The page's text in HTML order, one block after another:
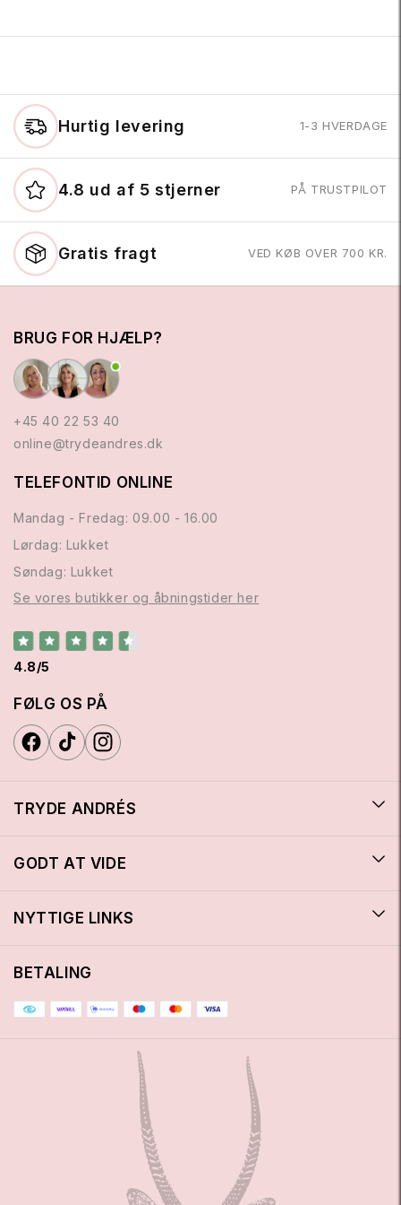
Hurtig levering 1-3 HVERDAGE
4.8 ud af 5 stjerner PÅ TRUSTPILOT
Gratis fragt VED KØB OVER 700 KR.
BRUG FOR HJÆLP?
+45 40 22 53 40
online@trydeandres.dk
TELEFONTID ONLINE
Mandag - Fredag: 09.00 - 16.00
Lørdag: Lukket
Søndag: Lukket
Se vores butikker og åbningstider her
4.8/5
FØLG OS PÅ
TRYDE ANDRÉS
GODT AT VIDE
NYTTIGE LINKS
BETALING